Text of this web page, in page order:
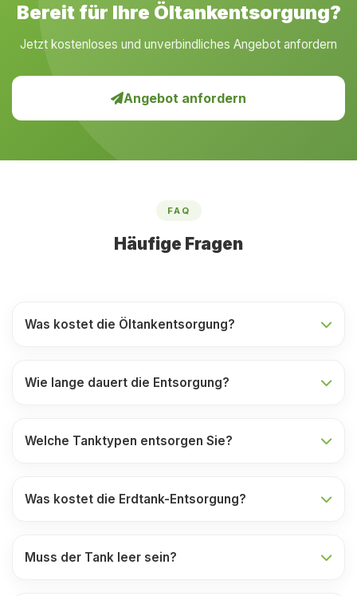
Bereit für Ihre Öltankentsorgung?
Jetzt kostenloses und unverbindliches Angebot anfordern
Angebot anfordern
FAQ
Häufige Fragen
Was kostet die Öltankentsorgung?
Wie lange dauert die Entsorgung?
Welche Tanktypen entsorgen Sie?
Was kostet die Erdtank-Entsorgung?
Muss der Tank leer sein?